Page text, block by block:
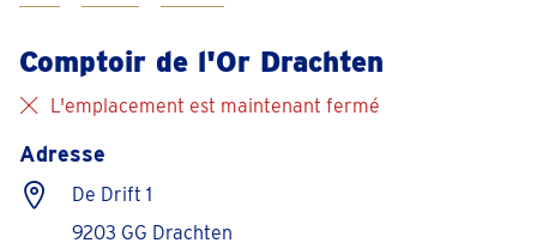
Comptoir de l'Or Drachten
L'emplacement est maintenant fermé
Adresse
De Drift 1
9203 GG Drachten